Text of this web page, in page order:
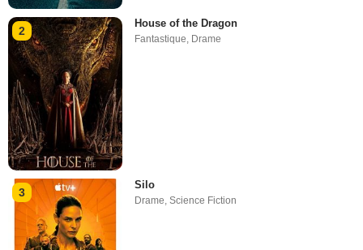
2
House of the Dragon
Fantastique, Drame
3
Silo
Drame ,Science Fiction